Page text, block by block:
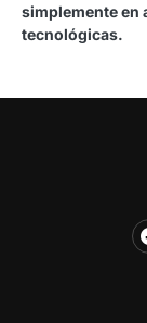
simplemente en
tecnológicas.